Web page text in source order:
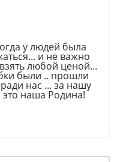
у людей была
и не важно
любой ценой...
были .. прошли
нас ... за нашу
наша Родина!